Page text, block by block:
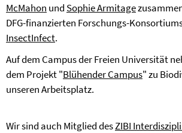
McMahon und Sophie Armitage
DFG-finanzierten Forschungs-
InsectInfect.
Auf dem Campus der Freien Universität
dem Projekt "Blühender Campus" zu
unseren Arbeitsplatz.
Wir sind auch Mitglied desZIBI